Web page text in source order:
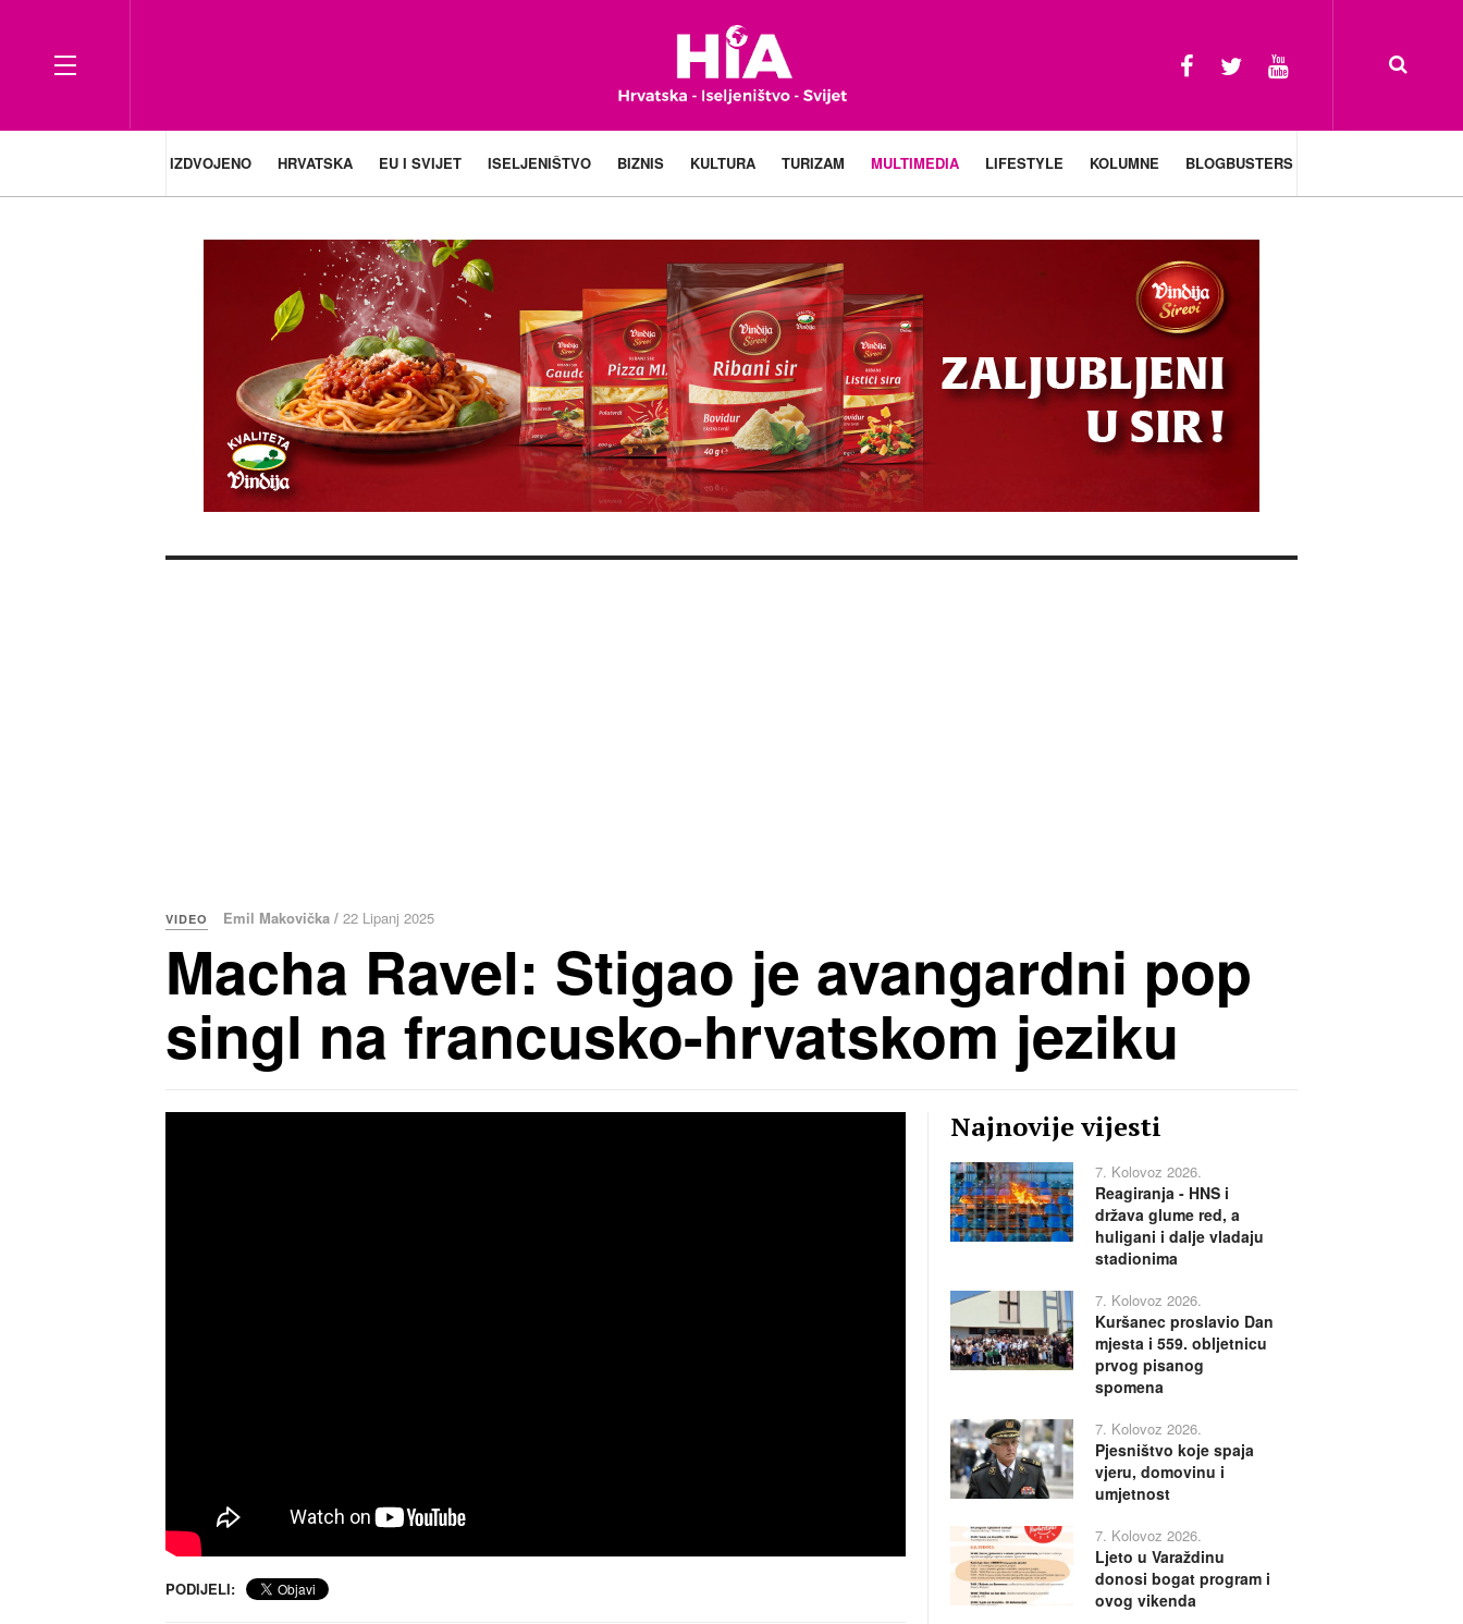
IZDVOJENO HRVATSKA EU I SVIJET ISELJENIŠTVO BIZNIS KULTURA TURIZAM MULTIMEDIA LIFESTYLE KOLUMNE BLOGBUSTERS
VIDEO Emil Makovička / 22 Lipanj 2025
Macha Ravel: Stigao je avangardni pop
singl na francusko-hrvatskom jeziku
PODIJELI:
Najnovije vijesti
7. Kolovoz 2026.
Reagiranja - HNS i
država glume red, a
huligani i dalje vladaju
stadionima
7. Kolovoz 2026.
Kuršanec proslavio Dan
mjesta i 559. obljetnicu
prvog pisanog
spomena
7. Kolovoz 2026.
Pjesništvo koje spaja
vjeru, domovinu i
umjetnost
7. Kolovoz 2026.
Ljeto u Varaždinu
donosi bogat program i
ovog vikenda